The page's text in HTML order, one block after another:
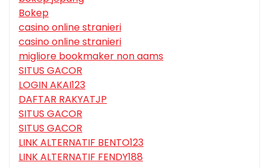
Bokep
casino online stranieri
casino online stranieri
migliore bookmaker non aams
SITUS GACOR
LOGIN AKAI123
DAFTAR RAKYATJP
SITUS GACOR
SITUS GACOR
LINK ALTERNATIF BENTO123
LINK ALTERNATIF FENDY188